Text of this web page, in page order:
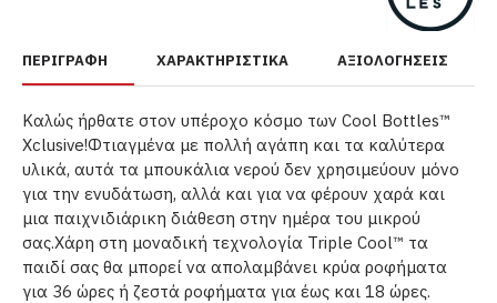
ΠΕΡΙΓΡΑΦΉ ΧΑΡΑΚΤΗΡΙΣΤΙΚΆ ΑΞΙΟΛΟΓΉΣΕΙΣ
Καλώς ήρθατε στον υπέροχο κόσμο των Cool Bottles™
Xclusive!Φτιαγμένα με πολλή αγάπη και τα καλύτερα
υλικά, αυτά τα μπουκάλια νερού δεν χρησιμεύουν μόνο
για την ενυδάτωση, αλλά και για να φέρουν χαρά και
μια παιχνιδιάρικη διάθεση στην ημέρα του μικρού
σας.Χάρη στη μοναδική τεχνολογία Triple Cool™ τα
παιδί σας θα μπορεί να απολαμβάνει κρύα ροφήματα
για 36 ώρες ή ζεστά ροφήματα για έως και 18 ώρες.